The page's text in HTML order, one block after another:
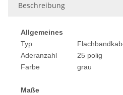
Beschreibung
Allgemeines
Typ
Aderanzahl
25 polig
Farbe
grau
Maße